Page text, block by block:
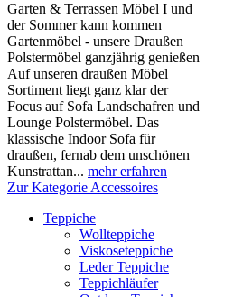
Garten & Terrassen Möbel I und
der Sommer kann kommen
Gartenmöbel - unsere Draußen
Polstermöbel ganzjährig genießen
Auf unseren draußen Möbel
Sortiment liegt ganz klar der
Focus auf Sofa Landschafren und
Lounge Polstermöbel. Das
klassische Indoor Sofa für
draußen, fernab dem unschönen
Kunstrattan... mehr erfahren
Zur Kategorie Accessoires
Teppiche
Wollteppiche
Viskoseteppiche
Leder Teppiche
Teppichläufer